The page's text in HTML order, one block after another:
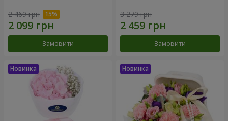
2 469 грн
Замовити
3 279 грн
Замовити